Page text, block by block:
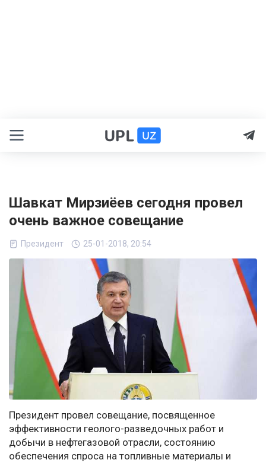
Шавкат Мирзиёев сегодня провел
очень важное совещание
Президент 25-01-2018, 20:54
Президент провел совещание, посвященное
эффективности геолого-разведочных работ и
добычи в нефтегазовой отрасли, состоянию
обеспечения спроса на топливные материалы и